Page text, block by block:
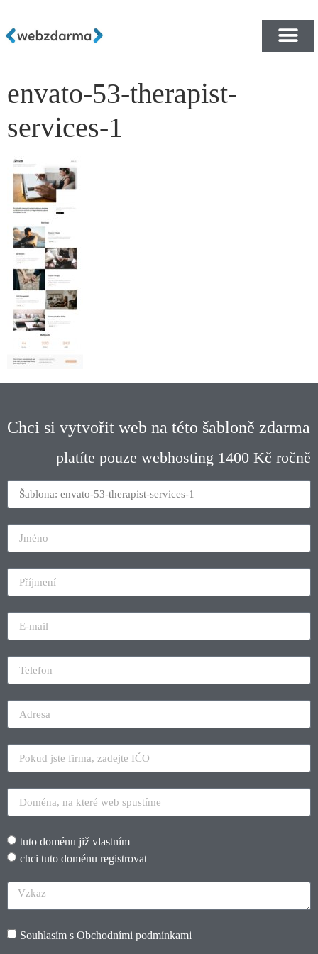
envato-53-therapist-
services-1
Chci si vytvořit web na této šabloně zdarma
platíte pouze webhosting 1400 Kč ročně
tuto doménu již vlastním
chci tuto doménu registrovat
Souhlasím s Obchodními podmínkami